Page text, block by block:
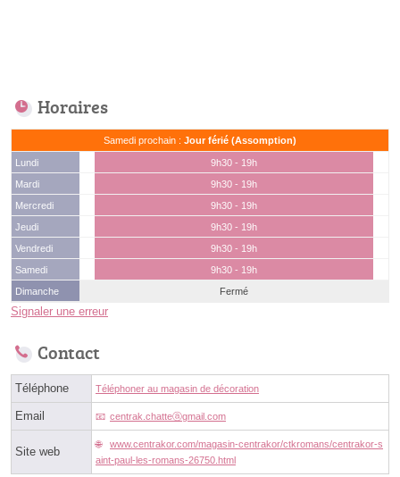
Horaires
Samedi prochain : Jour férié (Assomption)
Lundi
9h30 - 19h
Mardi
9h30 - 19h
Mercredi
9h30 - 19h
Jeudi
9h30 - 19h
Vendredi
9h30 - 19h
Samedi
9h30 - 19h
Dimanche
Fermé
Signaler une erreur
Contact
Téléphone Téléphoner au magasin de décoration
Email centrak.chatteⓐgmail.com
Site web
www.centrakor.com/magasin-centrakor/ctkromans/centrakor-s
aint-paul-les-romans-26750.html